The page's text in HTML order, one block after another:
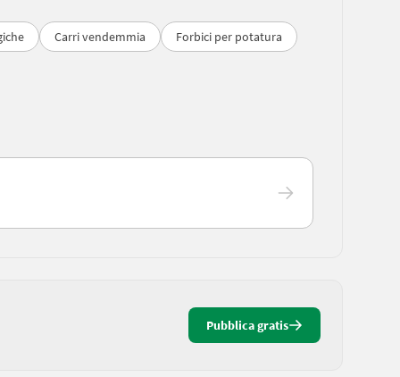
Carri vendemmia Forbici per potatura
Pubblica gratis